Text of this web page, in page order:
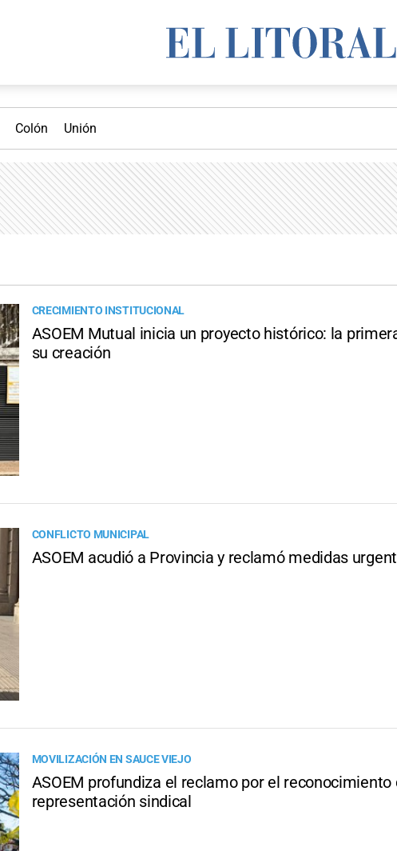
Colón Unión
CRECIMIENTO INSTITUCIONAL
ASOEM Mutual inicia un proyecto histórico: la
su creación
CONFLICTO MUNICIPAL
ASOEM acudió a Provincia y reclamó medidas
MOVILIZACIÓN EN SAUCE VIEJO
ASOEM profundiza el reclamo por el reconocimiento
representación sindical